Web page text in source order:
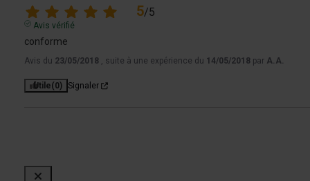
5/5
Avis vérifié
conforme
Avis du 23/05/2018 , suite à une expérience du 14/05/2018 par A.A.
Utile(0) Signaler